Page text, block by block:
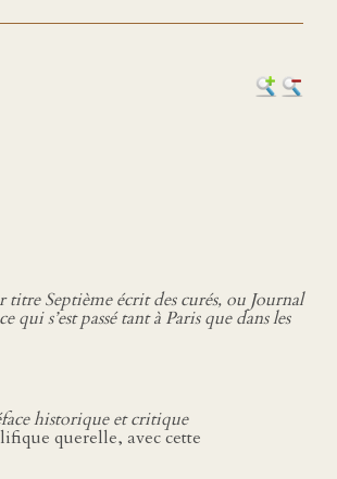
titre Septième écrit des curés, ou Journal
s’est passé tant à Paris que dans les
historique et critique
querelle, avec cette